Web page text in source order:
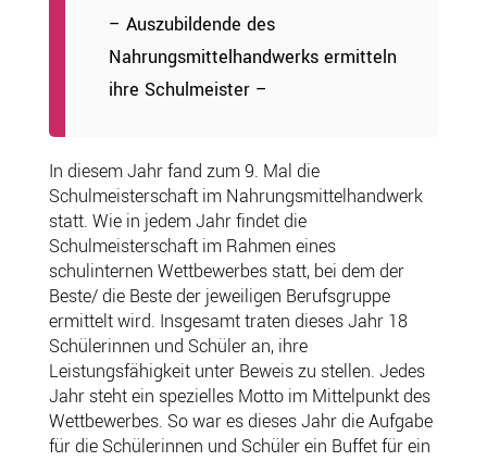
– Auszubildende des
Nahrungsmittelhandwerks ermitteln
ihre Schulmeister –
In diesem Jahr fand zum 9. Mal die
Schulmeisterschaft im Nahrungsmittelhandwerk
statt. Wie in jedem Jahr findet die
Schulmeisterschaft im Rahmen eines
schulinternen Wettbewerbes statt, bei dem der
Beste/ die Beste der jeweiligen Berufsgruppe
ermittelt wird. Insgesamt traten dieses Jahr 18
Schülerinnen und Schüler an, ihre
Leistungsfähigkeit unter Beweis zu stellen. Jedes
Jahr steht ein spezielles Motto im Mittelpunkt des
Wettbewerbes. So war es dieses Jahr die Aufgabe
für die Schülerinnen und Schüler ein Buffet für ein